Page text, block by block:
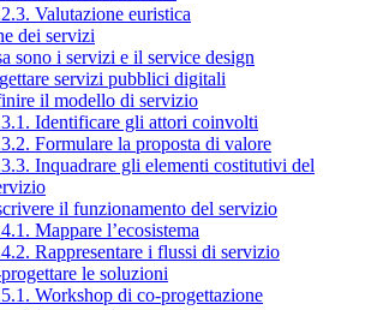
Valutazione euristica
dei servizi
sono i servizi e il service design
servizi pubblici digitali
il modello di servizio
Identificare gli attori coinvolti
Formulare la proposta di valore
Inquadrare gli elementi costitutivi del
il funzionamento del servizio
Mappare l’ecosistema
Rappresentare i flussi di servizio
le soluzioni
Workshop di co-progettazione